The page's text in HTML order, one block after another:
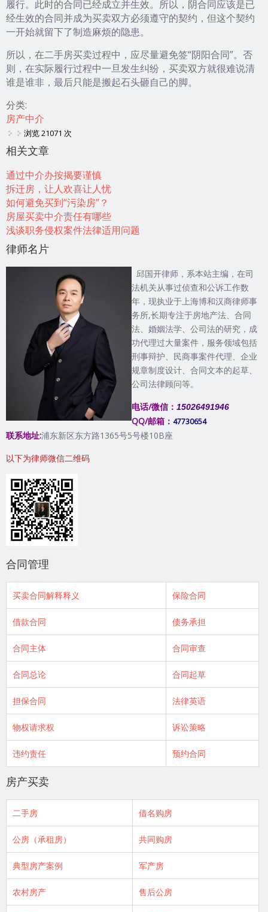
履行。此时的合同已经成立并生效。所以，阴合同应该是已
经生效的合同并成为买卖双方必须遵守的契约，但这个契约
一开始就留下了制造麻烦的隐患。
所以，在二手房买卖过程中，应尽量避免签“阴阳合同”。否
则，在实际履行过程中一旦发生纠纷，买卖双方就很难说清
谁是谁非，最后只能是搬起石头砸自己的脚。
分类:
房产中介
浏览 21071 次
相关文章
通过中介办按揭要谨慎
拆迁房，让人欢喜让人忧
如何避免买到“污染房”？
房屋买卖中介责任有哪些
浅谈职务侵权案件法律适用问题
律师名片
邱国开律师，系本站主编，在司
法机关从事过侦查和公诉工作数
年，现执业于上海博和汉商律师事
务所,长期专注于房地产法、合同
法、婚姻法学、公司法的研究，成
功代理过大量案件，服务领域包括
刑事辩护、民商事案件代理、企业
规章制度设计、合同文本的起草、
公司法律顾问等。
电话/微信： 15026491946
QQ/邮箱： 47730654
联系地址:浦东新区东方路1365号5号楼10B座
以下为律师微信二维码
合同管理
买卖合同解释释义 保险合同
借款合同 债务承担
合同主体 合同审查
合同总论 合同起草
担保合同 法律英语
物权请求权 诉讼策略
违约责任 预约合同
房产买卖
二手房 借名购房
公房（承租房） 共同购房
典型房产案例 军产房
农村房产 售后公房